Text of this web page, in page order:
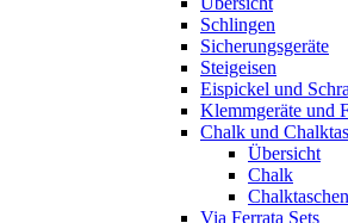
Schlingen
Sicherungsgeräte
Steigeisen
Eispickel und
Klemmgeräte und
Chalk und
Übersicht
Chalk
Chalktaschen
Via Ferrata Sets